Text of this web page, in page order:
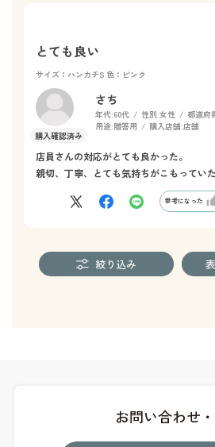
とても良い
サイズ：ハンカチS 色：ピンク
さち
年代:60代 性別:女性 都道府
用途:贈答用 購入店舗:店舗
店員さんの対応がとても良かった。
親切、丁寧、とても気持ちがこもっていた
参考になった
絞り込み
お問い合わせ